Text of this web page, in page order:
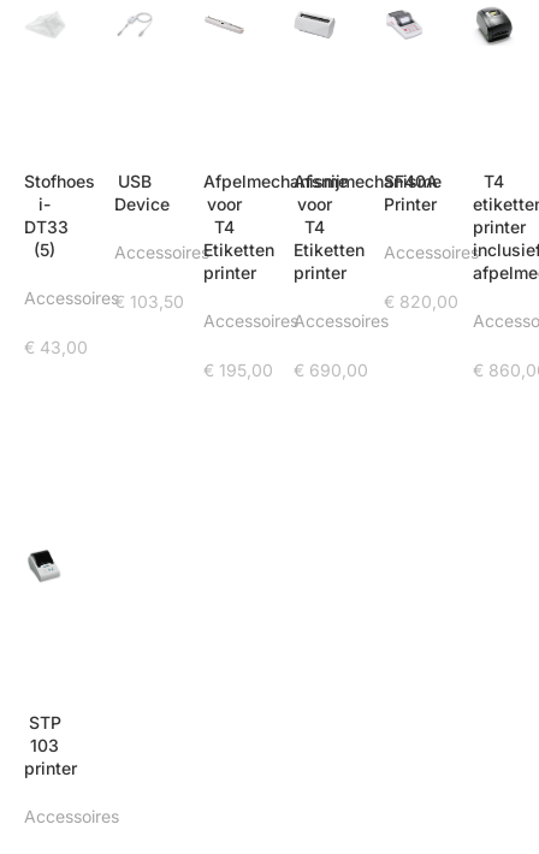
Stofhoes
i-
DT33
(5)
Accessoires
€ 43,00
USB
Device
Accessoires
€ 103,50
Afpelmechanisme
voor
T4
Etiketten
printer
Accessoires
€ 195,00
Afsnijmechanisme
voor
T4
Etiketten
printer
Accessoires
€ 690,00
SF40A
Printer
Accessoires
€ 820,00
T4
printer
€
STP
103
printer
Accessoires